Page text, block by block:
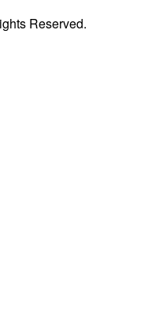
Reserved.